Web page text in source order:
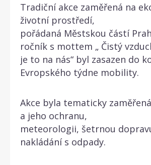
Tradiční akce zaměřená na
životní prostředí,
pořádaná Městskou částí
ročník s mottem „ Čistý
je to na nás“ byl zasazen do
Evropského týdne mobility.
Akce byla tematicky
a jeho ochranu,
meteorologii, šetrnou
nakládání s odpady.